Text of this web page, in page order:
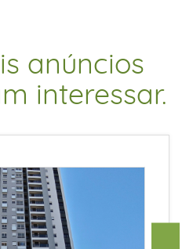
anúncios
interessar.